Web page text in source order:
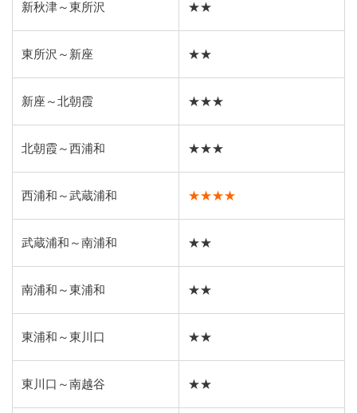
新秋津～東所沢 ★★
東所沢～新座 ★★
新座～北朝霞 ★★★
北朝霞～西浦和 ★★★
西浦和～武蔵浦和 ★★★★
武蔵浦和～南浦和 ★★
南浦和～東浦和 ★★
東浦和～東川口 ★★
東川口～南越谷 ★★